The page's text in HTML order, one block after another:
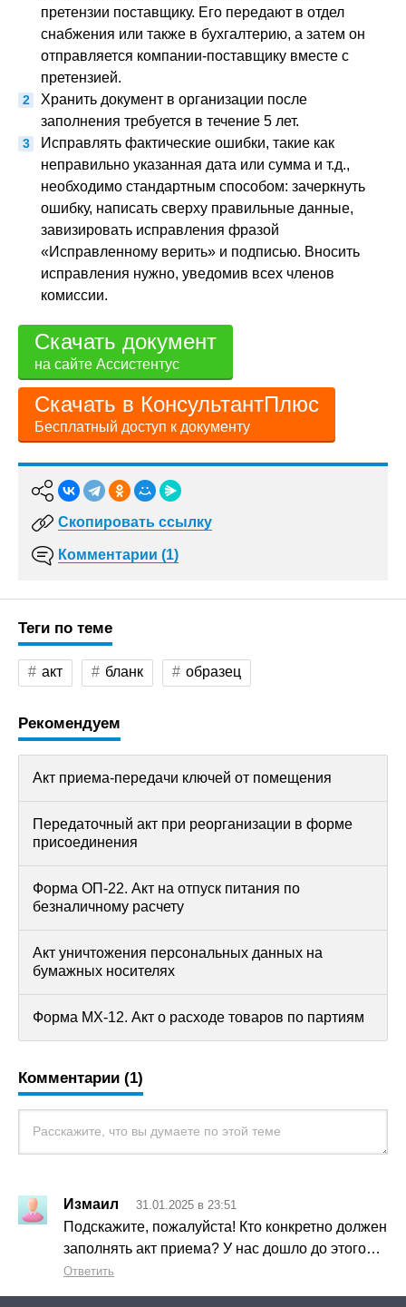
претензии поставщику. Его передают в отдел
снабжения или также в бухгалтерию, а затем он
отправляется компании-поставщику вместе с
претензией.
Хранить документ в организации после
заполнения требуется в течение 5 лет.
Исправлять фактические ошибки, такие как
неправильно указанная дата или сумма и т.д.,
необходимо стандартным способом: зачеркнуть
ошибку, написать сверху правильные данные,
завизировать исправления фразой
«Исправленному верить» и подписью. Вносить
исправления нужно, уведомив всех членов
комиссии.
Скачать документ
на сайте Ассистентус
Скачать в КонсультантПлюс
Бесплатный доступ к документу
Скопировать ссылку
Комментарии (1)
Теги по теме
акт бланк образец
Рекомендуем
Акт приема-передачи ключей от помещения
Передаточный акт при реорганизации в форме
присоединения
Форма ОП-22. Акт на отпуск питания по
безналичному расчету
Акт уничтожения персональных данных на
бумажных носителях
Форма МХ-12. Акт о расходе товаров по партиям
Комментарии (1)
Измаил 31.01.2025 в 23:51
Подскажите, пожалуйста! Кто конкретно должен
заполнять акт приема? У нас дошло до этого…
Ответить